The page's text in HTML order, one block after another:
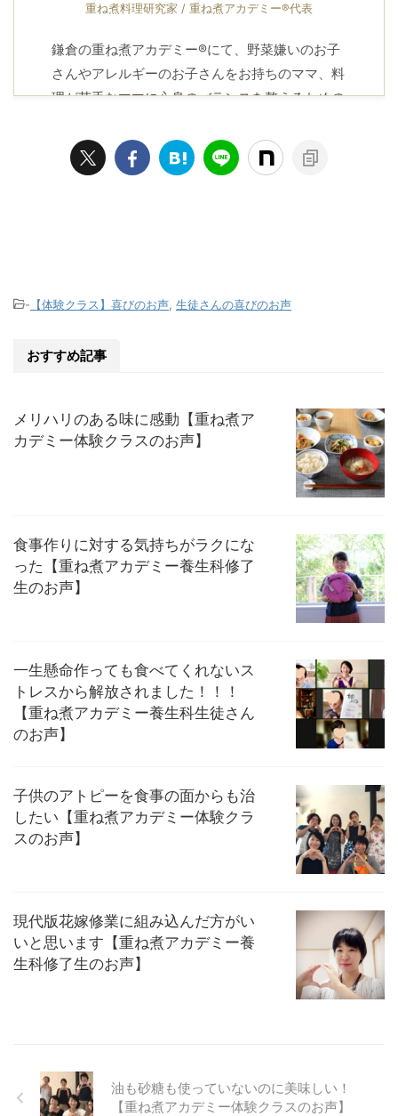
重ね煮料理研究家 / 重ね煮アカデミー®代表
鎌倉の重ね煮アカデミー®にて、野菜嫌いのお子
さんやアレルギーのお子さんをお持ちのママ、料
理が苦手なママに心身のバランスを整えるための
プロフィール
- 【体験クラス】喜びのお声 生徒さんの喜びのお声
おすすめ記事
メリハリのある味に感動【重ね煮ア
カデミー体験クラスのお声】
食事作りに対する気持ちがラクにな
った【重ね煮アカデミー養生科修了
生のお声】
一生懸命作っても食べてくれないス
トレスから解放されました！！！
【重ね煮アカデミー養生科生徒さん
のお声】
子供のアトピーを食事の面からも治
したい【重ね煮アカデミー体験クラ
スのお声】
現代版花嫁修業に組み込んだ方がい
いと思います【重ね煮アカデミー養
生科修了生のお声】
油も砂糖も使っていないのに美味しい！
【重ね煮アカデミー体験クラスのお声】